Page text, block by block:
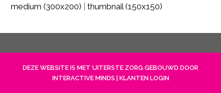
medium (300x200) |thumbnail (150x150)
DEZE WEBSITE IS MET UITERSTE ZORG GEBOUWD DOOR
INTERACTIVE MINDS| KLANTEN LOGIN